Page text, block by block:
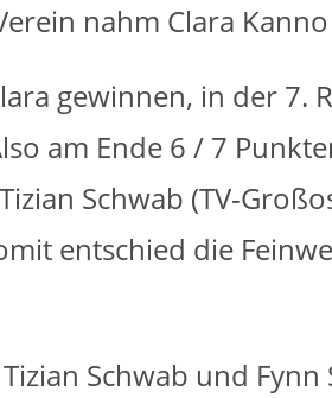
nahm Clara
gewinnen, in der 7.
am Ende 6 / 7
Schwab (TV-
entschied die
Schwab und